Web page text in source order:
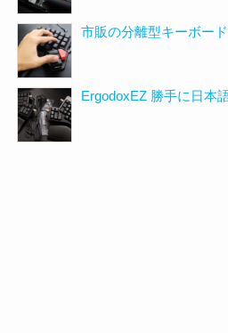
市販の分離型キーボー
ErgodoxEZ 勝手に日本